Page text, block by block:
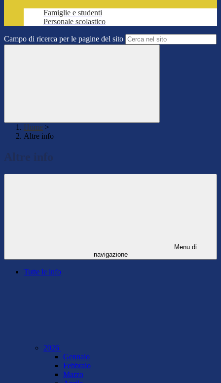
Famiglie e studenti
Personale scolastico
Campo di ricerca per le pagine del sito
Home >
Altre info
Altre info
Menu di
navigazione
Tutte le info
2026
Gennaio
Febbraio
Marzo